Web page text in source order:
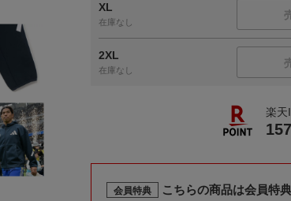
XL
在庫なし
2XL
在庫なし
楽天
会員特典 こちらの商品は会員特